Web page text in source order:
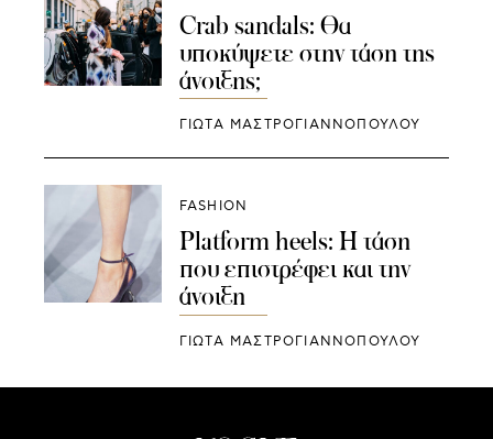
Crab sandals: Θα
υποκύψετε στην τάση της
άνοιξης;
ΓΙΩΤΑ ΜΑΣΤΡΟΓΙΑΝΝΟΠΟΥΛΟΥ
FASHION
Platform heels: Η τάση
που επιστρέφει και την
άνοιξη
ΓΙΩΤΑ ΜΑΣΤΡΟΓΙΑΝΝΟΠΟΥΛΟΥ